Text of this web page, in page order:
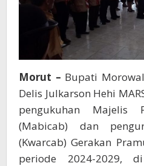
Morut – Bupati
Delis Julkarson Hehi
pengukuhan Majelis
(Mabicab) dan
(Kwarcab) Gerakan
periode 2024-2029,